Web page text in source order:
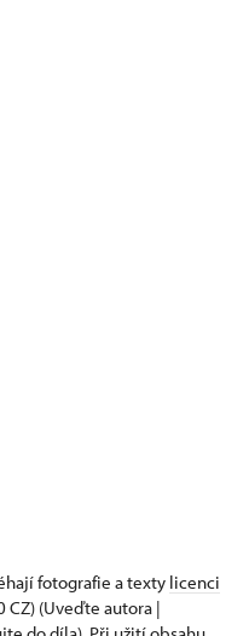
fotografie a texty licenci
CZ) (Uveďte autora |